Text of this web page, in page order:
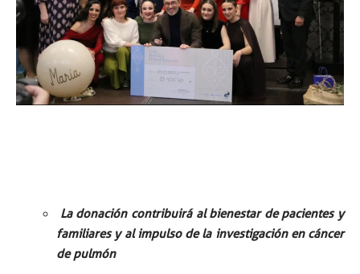
La donación contribuirá al bienestar de pacientes y
familiares y al impulso de la investigación en cáncer
de pulmón